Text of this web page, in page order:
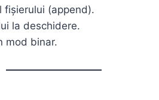
fișierului (append).
la deschidere.
mod binar.